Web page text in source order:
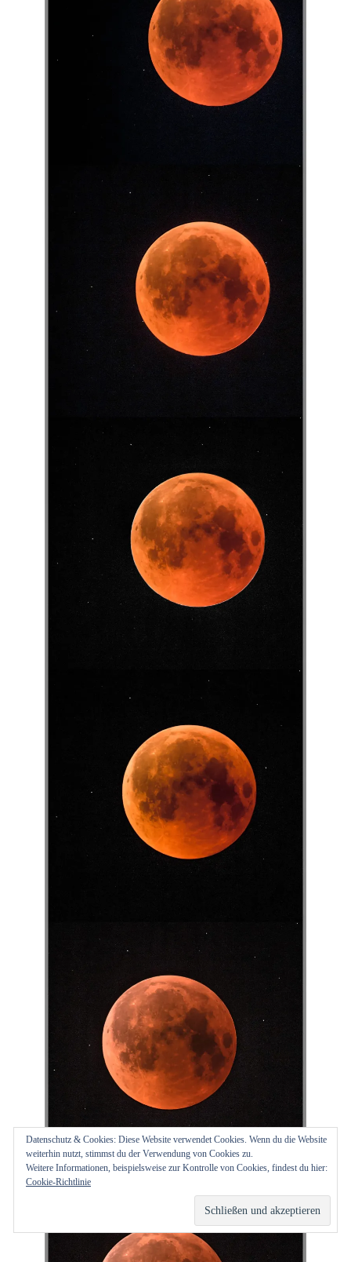
Datenschutz & Cookies: Diese Website verwendet Cookies. Wenn du die Website
weiterhin nutzt, stimmst du der Verwendung von Cookies zu.
Weitere Informationen, beispielsweise zur Kontrolle von Cookies, findest du hier:
Cookie-Richtlinie